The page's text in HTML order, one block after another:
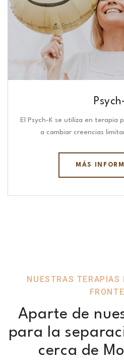
El Psych-K se utiliza en terapia
a cambiar creencias
MÁS
NUESTRAS TERAPIAS
Aparte de
para la
cerca de